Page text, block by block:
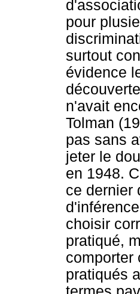
pour
surtout
évidence
n'avait
Tolman
pas sans
jeter le
en 1948.
ce dernier
choisir
pratiqué,
comporter
pratiqués